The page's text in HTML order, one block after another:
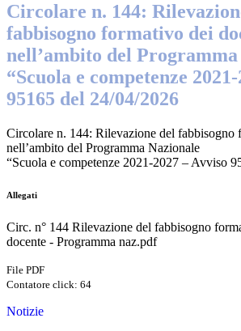
Circolare n. 144:
fabbisogno formativo dei
nell’ambito del
“Scuola e competenze
95165 del 24/04/2026
Circolare n. 144: Rilevazione del fabbisogno
nell’ambito del Programma Nazionale
“Scuola e competenze 2021-2027 – Avviso
Allegati
Circ. n° 144 Rilevazione del fabbisogno
docente - Programma naz.pdf
File PDF
Contatore click: 64
Notizie